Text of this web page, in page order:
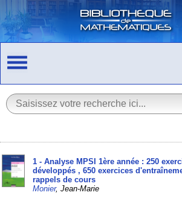
1 - Analyse MPSI 1ère année : 250
développés , 650 exercices
rappels de cours
Monier, Jean-Marie